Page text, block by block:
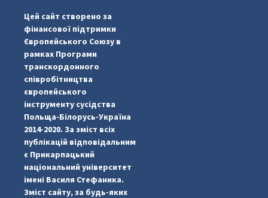
Цей сайт створено за
фінансової підтримки
Європейського Союзу в
рамках Програми
транскордонного
співробітництва
європейського
інструменту сусідства
Польща-Білорусь-Україна
2014-2020. За зміст всіх
публікацій відповідальним
є Прикарпацький
національний університет
імені Василя Стефаника.
Зміст сайту, за будь-яких